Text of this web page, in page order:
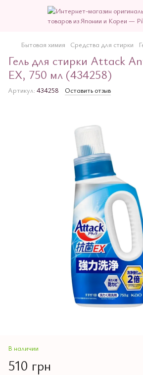
Бытовая химия Средства для стирки
Гель для стирки Attack
EX, 750 мл (434258)
Артикул: 434258 Оставить отзыв
В наличии
510 грн